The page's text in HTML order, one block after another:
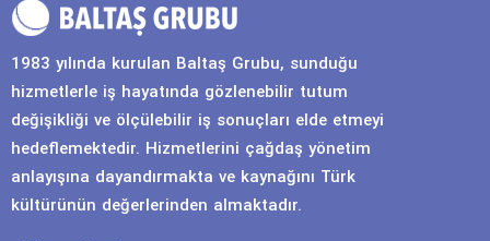
1983 yılında kurulan Baltaş Grubu, sunduğu
hizmetlerle iş hayatında gözlenebilir tutum
değişikliği ve ölçülebilir iş sonuçları elde etmeyi
hedeflemektedir. Hizmetlerini çağdaş yönetim
anlayışına dayandırmakta ve kaynağını Türk
kültürünün değerlerinden almaktadır.